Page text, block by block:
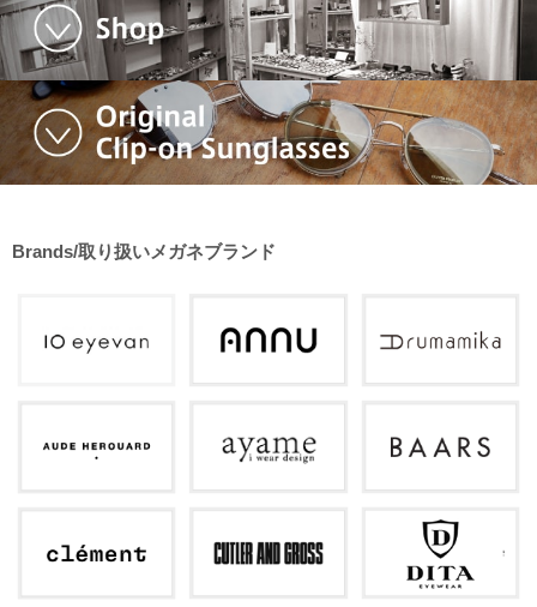
Brands/取り扱いメガネブランド